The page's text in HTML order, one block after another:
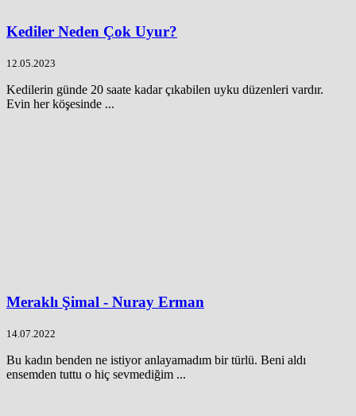
Kediler Neden Çok Uyur?
12.05.2023
Kedilerin günde 20 saate kadar çıkabilen uyku düzenleri vardır.
Evin her köşesinde ...
Meraklı Şimal - Nuray Erman
14.07.2022
Bu kadın benden ne istiyor anlayamadım bir türlü. Beni aldı
ensemden tuttu o hiç sevmediğim ...